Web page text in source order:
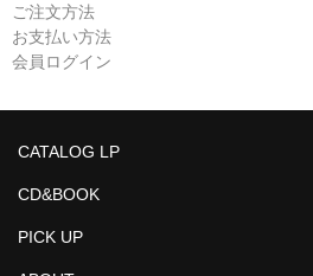
ご注文方法
お支払い方法
会員ログイン
CATALOG LP
CD&BOOK
PICK UP